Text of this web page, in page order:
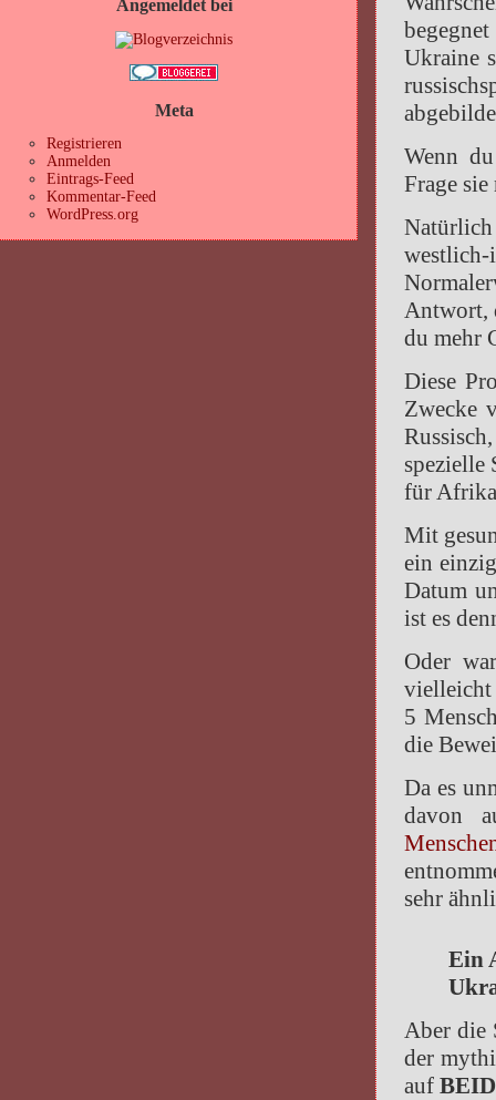
Angemeldet bei
Meta
Registrieren
Anmelden
Eintrags-Feed
Kommentar-Feed
WordPress.org
Ukraine
Wenn
Frage
Antwort,
du mehr
Diese
Zwecke
spezielle
für
Mit
ein
Datum
ist es
Oder
vielleicht
5
die
Da es
davon
sehr
Ein
Aber die
der
auf